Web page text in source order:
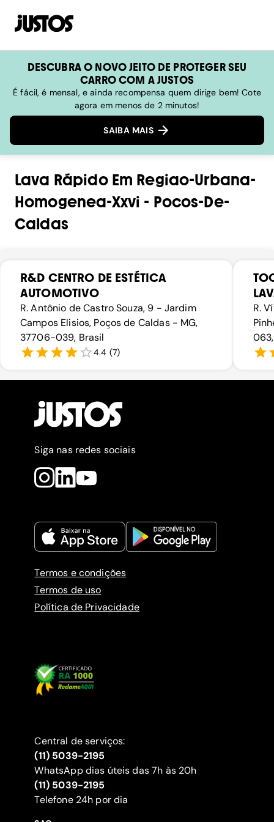
DESCUBRA O NOVO JEITO DE PROTEGER SEU
CARRO COM A JUSTOS
É fácil, é mensal, e ainda recompensa quem dirige bem! Cote
agora em menos de 2 minutos!
SAIBA MAIS
Lava RápidoEm Regiao-Urbana-
Homogenea-Xxvi - Pocos-De-
Caldas
R&D CENTRO DE ESTÉTICA
AUTOMOTIVO
R. Antônio de Castro Souza, 9 - Jardim
Campos Elisios, Poços de Caldas - MG,
37706-039, Brasil
4.4 (7)
R.
Siga nas redes sociais
Termos e condições
Termos de uso
Política de Privacidade
Central de serviços:
(11) 5039-2195
WhatsApp dias úteis das 7h às 20h
(11) 5039-2195
‍Telefone 24h por dia